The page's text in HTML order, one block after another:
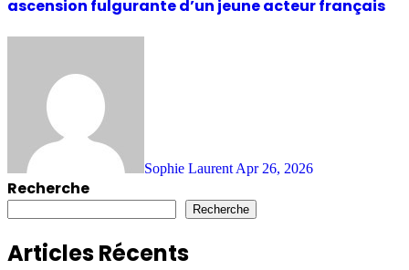
ascension fulgurante d’un jeune acteur français
Sophie Laurent Apr 26, 2026
Recherche
Recherche
Articles Récents